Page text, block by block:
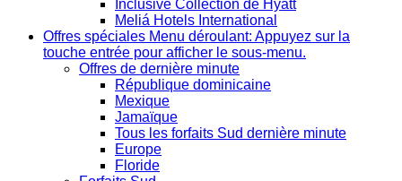
Inclusive Collection de Hyatt
Meliá Hotels International
Offres spéciales Menu déroulant: Appuyez sur la
touche entrée pour afficher le sous-menu.
Offres de dernière minute
République dominicaine
Mexique
Jamaïque
Tous les forfaits Sud dernière minute
Europe
Floride